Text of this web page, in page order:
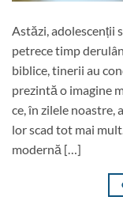
Astăzi, adolescenții
petrece timp
biblice, tinerii au
prezintă o imagine
ce, în zilele
lor scad tot mai
modernă […]